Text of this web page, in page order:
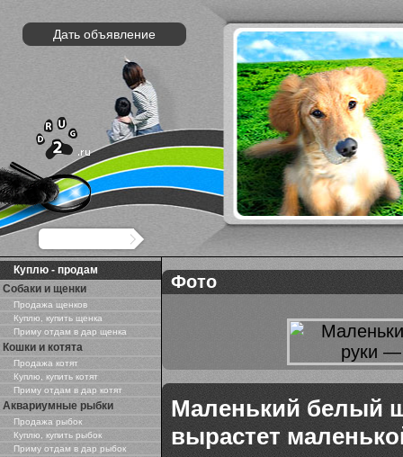
Дать объявление
Фото
Маленький белый
вырастет
Куплю - продам
Собаки и щенки
Продажа щенков
Куплю, купить щенка
Приму отдам в дар щенка
Кошки и котята
Продажа котят
Куплю, купить котят
Приму отдам в дар котят
Аквариумные рыбки
Продажа рыбок
Куплю, купить рыбок
Приму отдам в дар рыбок